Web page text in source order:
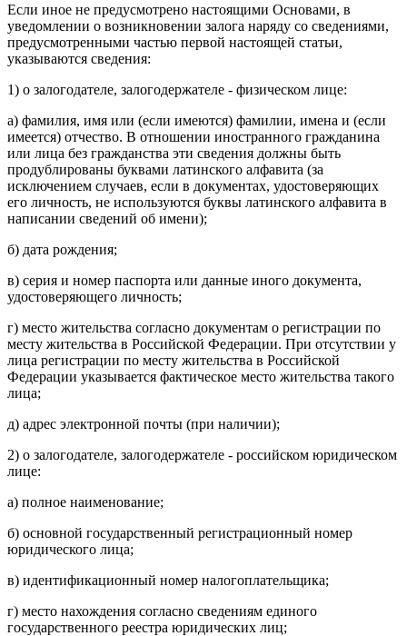
Если иное не предусмотрено настоящими Основами, в
уведомлении о возникновении залога наряду со сведениями,
предусмотренными частью первой настоящей статьи,
указываются сведения:
1) о залогодателе, залогодержателе - физическом лице:
а) фамилия, имя или (если имеются) фамилии, имена и (если
имеется) отчество. В отношении иностранного гражданина
или лица без гражданства эти сведения должны быть
продублированы буквами латинского алфавита (за
исключением случаев, если в документах, удостоверяющих
его личность, не используются буквы латинского алфавита в
написании сведений об имени);
б) дата рождения;
в) серия и номер паспорта или данные иного документа,
удостоверяющего личность;
г) место жительства согласно документам о регистрации по
месту жительства в Российской Федерации. При отсутствии у
лица регистрации по месту жительства в Российской
Федерации указывается фактическое место жительства такого
лица;
д) адрес электронной почты (при наличии);
2) о залогодателе, залогодержателе - российском юридическом
лице:
а) полное наименование;
б) основной государственный регистрационный номер
юридического лица;
в) идентификационный номер налогоплательщика;
г) место нахождения согласно сведениям единого
государственного реестра юридических лиц;